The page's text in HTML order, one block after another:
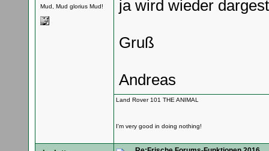
Mud, Mud glorius Mud! ja wird wieder
Gruß
Andreas
Land Rover 101 THE ANIMAL
I'm very good in doing nothing!